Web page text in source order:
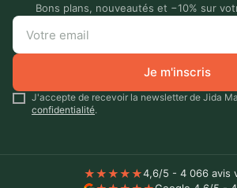
Bons plans, nouveautés et −10% sur
Je m'inscris
J'accepte de recevoir la newsletter de Jida
confidentialité.
★★★★★4,6/5 - 4 066 avis